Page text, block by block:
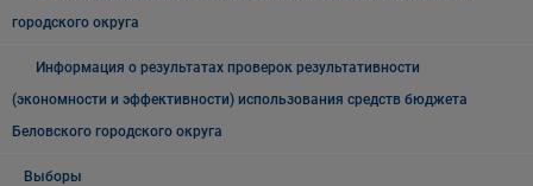
городского округа
Информация о результатах проверок результативности
(экономности и эффективности) использования средств бюджета
Беловского городского округа
Выборы